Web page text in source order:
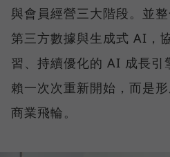
與會員經營三大階段。並整
第三方數據與生成式 AI，
習、持續優化的 AI 成長引
賴一次次重新開始，而是
商業飛輪。